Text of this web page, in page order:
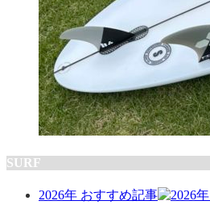
SURF
2026年 おすすめ記事